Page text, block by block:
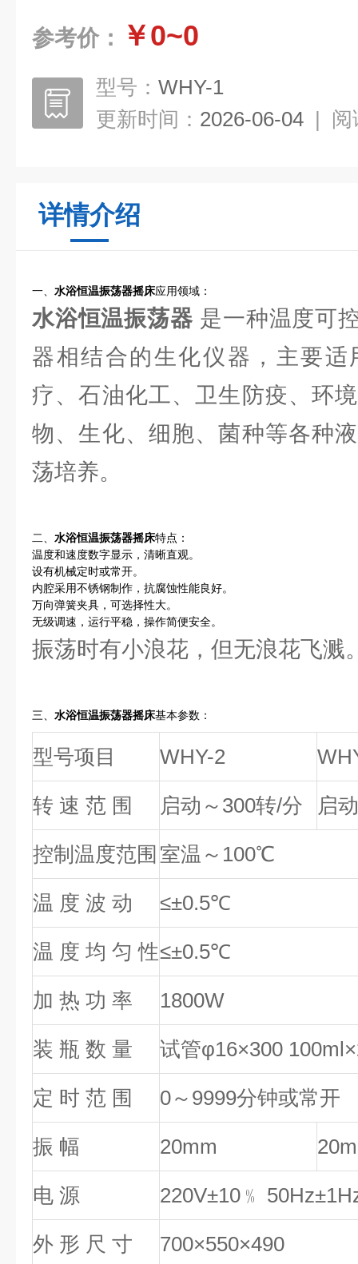
参考价： ￥0~0
型号： WHY-1
更新时间： 2026-06-04 | 阅
详情介绍
一、 水浴恒温振荡器摇床应用领域：
水浴恒温振荡器 是一种温度可
器相结合的生化仪器，主要
疗、石油化工、卫生防疫、环
物、生化、细胞、菌种等各种
荡培养。
二、 水浴恒温振荡器摇床特点：
温度和速度数字显示，清晰直观。
设有机械定时或常开。
内腔采用不锈钢制作，抗腐蚀性能良好。
万向弹簧夹具，可选择性大。
无级调速，运行平稳，操作简便安全。
振荡时有小浪花，但无浪花飞溅
三、 水浴恒温振荡器摇床基本参数：
型号项目 WHY-2
转 速 范 围 启动～300转/分 启
控制温度范围 室温～100℃
温 度 波 动 ≤±0.5℃
温 度 均 匀 性≤±0.5℃
加 热 功 率 1800W
装 瓶 数 量 试管φ16×300
定 时 范 围 0～9999分钟或常开
振 幅 20mm
电 源 220V±10﹪
外 形 尺 寸 700×550×490